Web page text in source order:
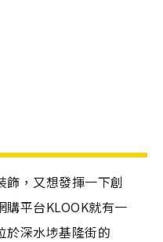
飾，又想發揮一下創
購平台KLOOK就有一
於深水埗基隆街的